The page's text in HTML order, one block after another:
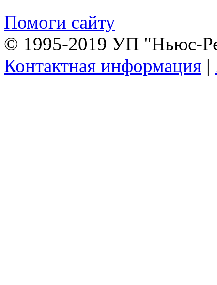
Помоги сайту
© 1995-2019 УП "Ньюс-
Контактная информация |